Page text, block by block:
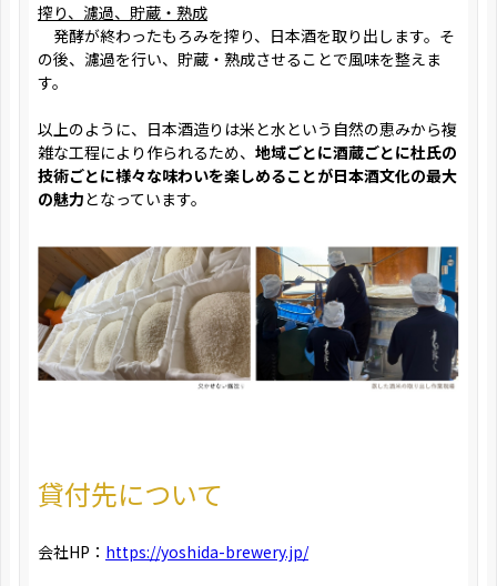
搾り、濾過、貯蔵・熟成
発酵が終わったもろみを搾り、日本酒を取り出します。そ
の後、濾過を行い、貯蔵・熟成させることで風味を整えま
す。
以上のように、日本酒造りは米と水という自然の恵みから複
雑な工程により作られるため、 地域ごとに酒蔵ごとに杜氏の
技術ごとに様々な味わいを楽しめることが日本酒文化の最大
の魅力となっています。
貸付先について
会社HP： https://yoshida-brewery.jp/